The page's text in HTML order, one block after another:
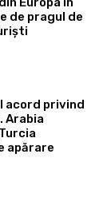
de pragul de
acord privind
Arabia
apărare